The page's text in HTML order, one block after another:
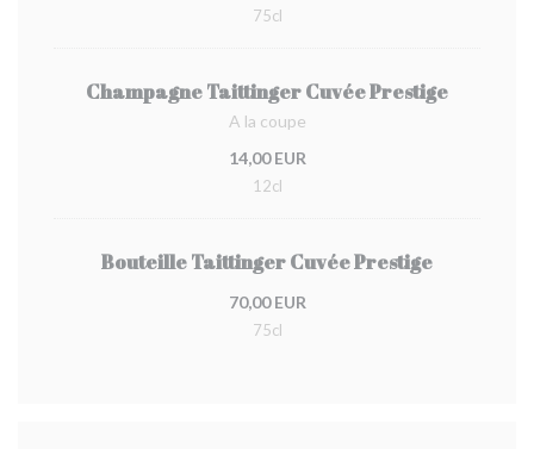
75cl
Champagne Taittinger Cuvée Prestige
A la coupe
14,00 EUR
12cl
Bouteille Taittinger Cuvée Prestige
70,00 EUR
75cl